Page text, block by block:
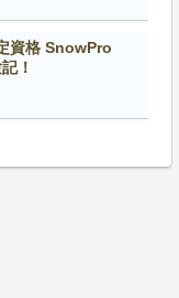
資格 SnowPro
！